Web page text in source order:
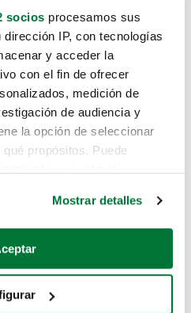
socios procesamos sus
IP, con tecnologías
y acceder la
con el fin de ofrecer
medición de
de audiencia y
la opción de seleccionar
propósitos. Puede
su ubicación geográfica
analizándolo activamente
Mostrar detalles
sabemos como
hasta aquí.
coche que estás
enlaces: